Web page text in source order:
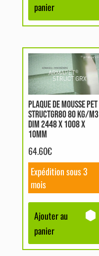
panier
PLAQUE DE MOUSSE PET
STRUCTGR80 80 KG/M3
DIM 2448 X 1008 X
10MM
64.60€
Expédition sous 3
mois
Ajouter au
panier